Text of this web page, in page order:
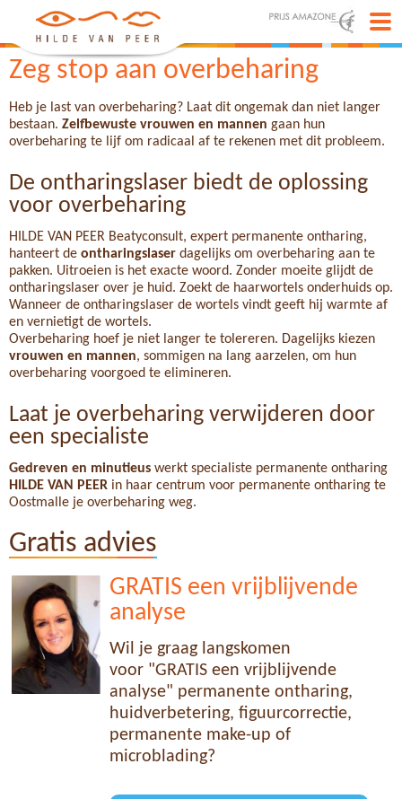
Zeg stop aan overbeharing
Heb je last van overbeharing? Laat dit ongemak dan niet langer
bestaan. Zelfbewuste vrouwen en mannen gaan hun
overbeharing te lijf om radicaal af te rekenen met dit probleem.
De ontharingslaser biedt de oplossing
voor overbeharing
HILDE VAN PEER Beatyconsult, expert permanente ontharing,
hanteert de ontharingslaser dagelijks om overbeharing aan te
pakken. Uitroeien is het exacte woord. Zonder moeite glijdt de
ontharingslaser over je huid. Zoekt de haarwortels onderhuids op.
Wanneer de ontharingslaser de wortels vindt geeft hij warmte af
en vernietigt de wortels.
Overbeharing hoef je niet langer te tolereren. Dagelijks kiezen
vrouwen en mannen, sommigen na lang aarzelen, om hun
overbeharing voorgoed te elimineren.
Laat je overbeharing verwijderen door
een specialiste
Gedreven en minutieus werkt specialiste permanente ontharing
HILDE VAN PEER in haar centrum voor permanente ontharing te
Oostmalle je overbeharing weg.
Gratis advies
GRATIS een vrijblijvende
analyse
Wil je graag langskomen
voor "GRATIS een vrijblijvende
analyse" permanente ontharing,
huidverbetering, figuurcorrectie,
permanente make-up of
microblading?